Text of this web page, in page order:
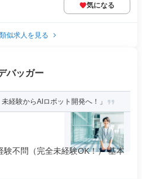
気になる
似求人を見る
バッガー
経験からAIロボット開発へ！」
不問（完全未経験OK！） 基本